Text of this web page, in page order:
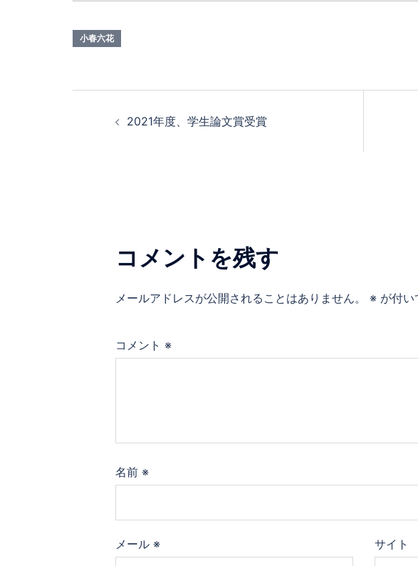
小春六花
2021年度、学生論文賞受賞
コメントを残す
メールアドレスが公開されることはありません。 ※ が付い
コメント ※
名前 ※
メール ※ サイト